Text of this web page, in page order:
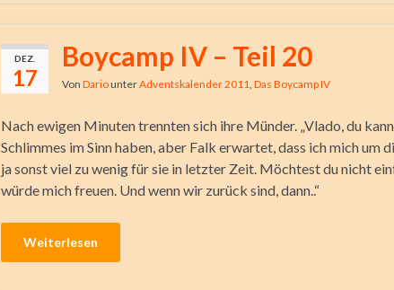
DEZ.
17
Boycamp IV – Teil 20
Von DariounterAdventskalender 2011, Das Boycamp IV
Nach ewigen Minuten trennten sich ihre Münder. „Vlado, du
Schlimmes im Sinn haben, aber Falk erwartet, dass ich mich um
ja sonst viel zu wenig für sie in letzter Zeit. Möchtest du nicht
würde mich freuen. Und wenn wir zurück sind, dann..“
Weiterlesen